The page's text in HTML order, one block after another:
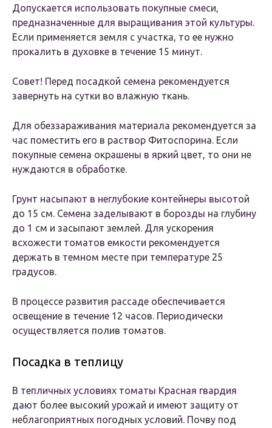
Допускается использовать покупные смеси,
предназначенные для выращивания этой культуры.
Если применяется земля с участка, то ее нужно
прокалить в духовке в течение 15 минут.
Совет! Перед посадкой семена рекомендуется
завернуть на сутки во влажную ткань.
Для обеззараживания материала рекомендуется за
час поместить его в раствор Фитоспорина. Если
покупные семена окрашены в яркий цвет, то они не
нуждаются в обработке.
Грунт насыпают в неглубокие контейнеры высотой
до 15 см. Семена заделывают в борозды на глубину
до 1 см и засыпают землей. Для ускорения
всхожести томатов емкости рекомендуется
держать в темном месте при температуре 25
градусов.
В процессе развития рассаде обеспечивается
освещение в течение 12 часов. Периодически
осуществляется полив томатов.
Посадка в теплицу
В тепличных условиях томаты Красная гвардия
дают более высокий урожай и имеют защиту от
неблагоприятных погодных условий. Почву под